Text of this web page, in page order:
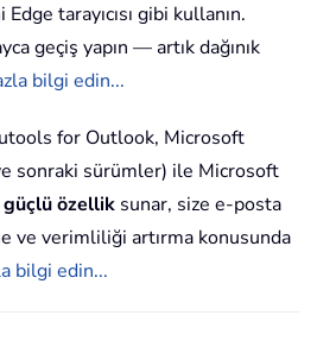
tarayıcısı gibi kullanın.
geçiş yapın — artık dağınık
bilgi edin...
for Outlook, Microsoft
sonraki sürümler) ile Microsoft
özellik sunar, size e-posta
ve verimliliği artırma konusunda
bilgi edin...